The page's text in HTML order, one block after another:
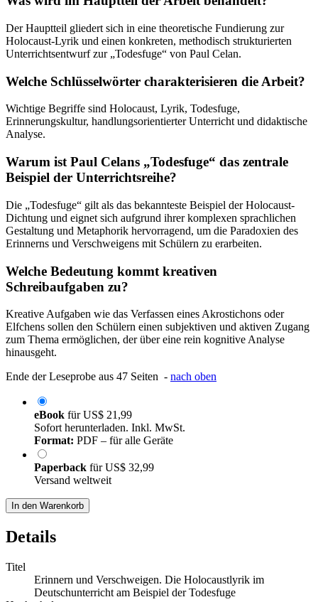
Der Hauptteil gliedert sich in eine theoretische Fundierung zur
Holocaust-Lyrik und einen konkreten, methodisch strukturierten
Unterrichtsentwurf zur „Todesfuge“ von Paul Celan.
Welche Schlüsselwörter charakterisieren die Arbeit?
Wichtige Begriffe sind Holocaust, Lyrik, Todesfuge,
Erinnerungskultur, handlungsorientierter Unterricht und didaktische
Analyse.
Warum ist Paul Celans „Todesfuge“ das zentrale
Beispiel der Unterrichtsreihe?
Die „Todesfuge“ gilt als das bekannteste Beispiel der Holocaust-
Dichtung und eignet sich aufgrund ihrer komplexen sprachlichen
Gestaltung und Metaphorik hervorragend, um die Paradoxien des
Erinnerns und Verschweigens mit Schülern zu erarbeiten.
Welche Bedeutung kommt kreativen
Schreibaufgaben zu?
Kreative Aufgaben wie das Verfassen eines Akrostichons oder
Elfchens sollen den Schülern einen subjektiven und aktiven Zugang
zum Thema ermöglichen, der über eine rein kognitive Analyse
hinausgeht.
Ende der Leseprobe aus 47 Seiten - nach oben
eBook fürUS$ 21,99
Sofort herunterladen. Inkl. MwSt.
Format: PDF – für alle Geräte
Paperback fürUS$ 32,99
Versand weltweit
In den Warenkorb
Details
Titel
Erinnern und Verschweigen. Die Holocaustlyrik im
Deutschunterricht am Beispiel der Todesfuge